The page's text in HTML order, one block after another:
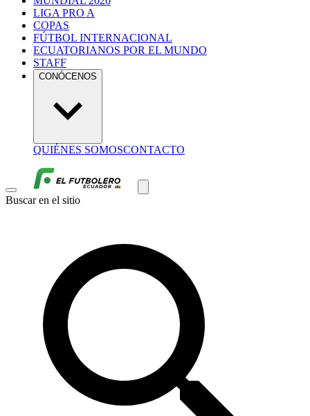
LIGA PRO A
COPAS
FÚTBOL INTERNACIONAL
ECUATORIANOS POR EL MUNDO
STAFF
CONÓCENOS
QUIÉNES SOMOSCONTACTO
Buscar en el sitio